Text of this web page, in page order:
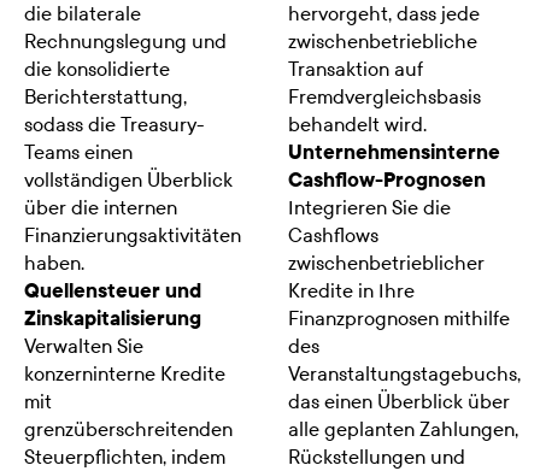
die bilaterale
Rechnungslegung und
die konsolidierte
Berichterstattung,
sodass die Treasury-
Teams einen
vollständigen Überblick
über die internen
Finanzierungsaktivitäten
haben.
Quellensteuer und
Zinskapitalisierung
Verwalten Sie
konzerninterne Kredite
mit
grenzüberschreitenden
Steuerpflichten, indem
hervorgeht, dass jede
zwischenbetriebliche
Transaktion auf
Fremdvergleichsbasis
behandelt wird.
Unternehmensinterne
Cashflow-Prognosen
Integrieren Sie die
Cashflows
zwischenbetrieblicher
Kredite in Ihre
Finanzprognosen mithilfe
des
Veranstaltungstagebuchs,
das einen Überblick über
alle geplanten Zahlungen,
Rückstellungen und